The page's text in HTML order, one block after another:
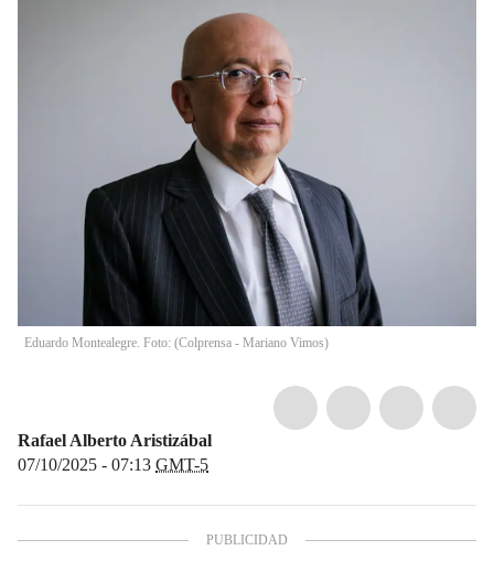
Eduardo Montealegre. Foto: (Colprensa - Mariano Vimos)
Rafael Alberto Aristizábal
07/10/2025 - 07:13 GMT-5